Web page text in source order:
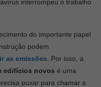
interrompeu o trabalho
do importante papel
podem
as emissões . Por isso, a
edifícios novos é uma
puxar para chamar a